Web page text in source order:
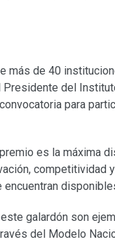
más de 40
del
para
es la máxima
competitividad
encuentran
galardón son
del Modelo